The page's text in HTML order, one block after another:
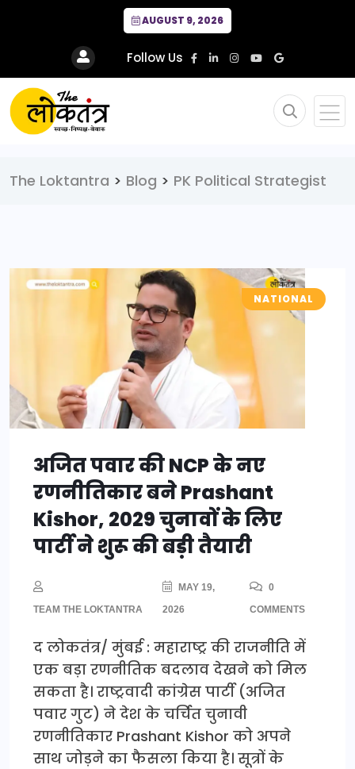
AUGUST 9, 2026
Follow Us
The Loktantra > Blog > PK Political Strategist
NATIONAL
अजित पवार की NCP के नए
रणनीतिकार बने Prashant
Kishor, 2029 चुनावों के लिए
पार्टी ने शुरू की बड़ी तैयारी
TEAM THE LOKTANTRA
MAY 19,
2026
0
COMMENTS
द लोकतंत्र/ मुंबई : महाराष्ट्र की राजनीति में
एक बड़ा रणनीतिक बदलाव देखने को मिल
सकता है। राष्ट्रवादी कांग्रेस पार्टी (अजित
पवार गुट) ने देश के चर्चित चुनावी
रणनीतिकार Prashant Kishor को अपने
साथ जोड़ने का फैसला किया है। सूत्रों के